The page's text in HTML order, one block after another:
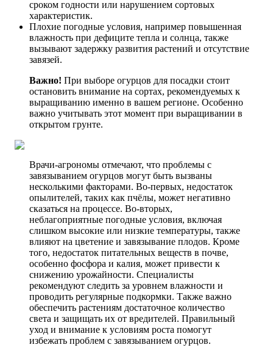
сроком годности или нарушением сортовых
характеристик.
Плохие погодные условия, например повышенная
влажность при дефиците тепла и солнца, также
вызывают задержку развития растений и отсутствие
завязей.
Важно! При выборе огурцов для посадки стоит
остановить внимание на сортах, рекомендуемых к
выращиванию именно в вашем регионе. Особенно
важно учитывать этот момент при выращивании в
открытом грунте.
Врачи-агрономы отмечают, что проблемы с
завязыванием огурцов могут быть вызваны
несколькими факторами. Во-первых, недостаток
опылителей, таких как пчёлы, может негативно
сказаться на процессе. Во-вторых,
неблагоприятные погодные условия, включая
слишком высокие или низкие температуры, также
влияют на цветение и завязывание плодов. Кроме
того, недостаток питательных веществ в почве,
особенно фосфора и калия, может привести к
снижению урожайности. Специалисты
рекомендуют следить за уровнем влажности и
проводить регулярные подкормки. Также важно
обеспечить растениям достаточное количество
света и защищать их от вредителей. Правильный
уход и внимание к условиям роста помогут
избежать проблем с завязыванием огурцов.